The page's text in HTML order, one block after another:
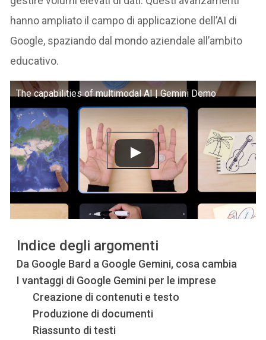
hanno ampliato il campo di applicazione dell’AI di
Google, spaziando dal mondo aziendale all’ambito
educativo.
The capabilities of multimodal AI | Gemini Demo
Indice degli argomenti
Da Google Bard a Google Gemini, cosa cambia
I vantaggi di Google Gemini per le imprese
Creazione di contenuti e testo
Produzione di documenti
Riassunto di testi